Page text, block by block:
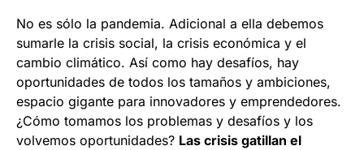
No es sólo la pandemia. Adicional a ella debemos
sumarle la crisis social, la crisis económica y el
cambio climático. Así como hay desafíos, hay
oportunidades de todos los tamaños y ambiciones,
espacio gigante para innovadores y emprendedores.
¿Cómo tomamos los problemas y desafíos y los
volvemos oportunidades? Las crisis gatillan el